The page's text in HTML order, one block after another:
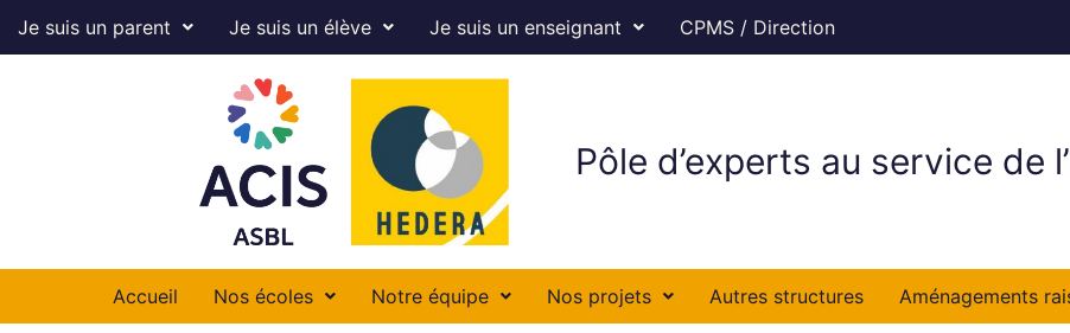
Je suis un parent Je suis un élève Je suis un enseignant CPMS / Direction
Pôle d’experts au service de
Accueil Nos écoles Notre équipe Nos projets Autres structures Aménagements